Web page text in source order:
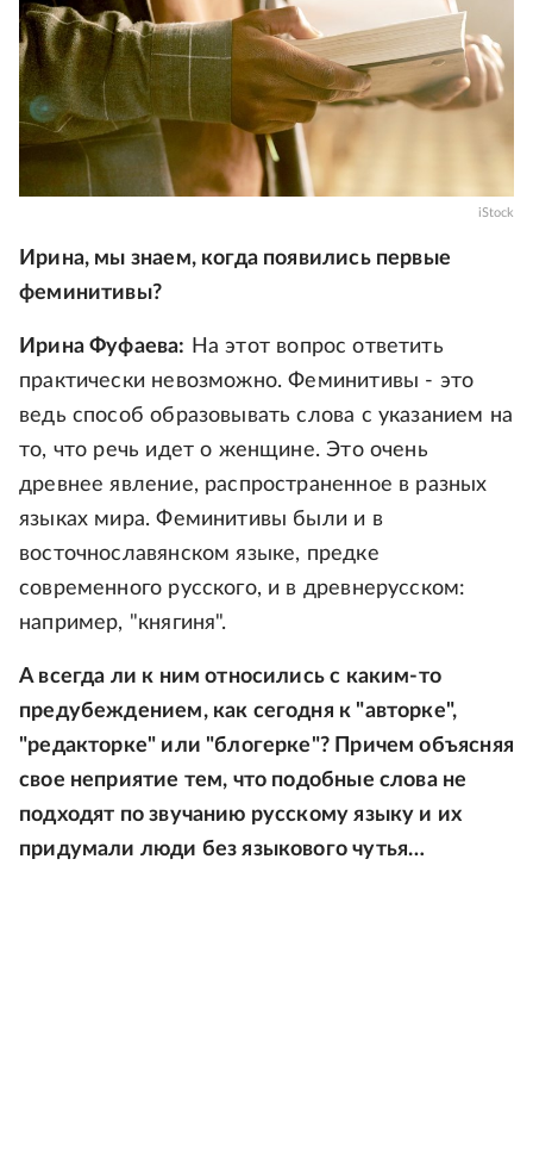
iStock
Ирина, мы знаем, когда появились первые
феминитивы?
Ирина Фуфаева: На этот вопрос ответить
практически невозможно. Феминитивы - это
ведь способ образовывать слова с указанием на
то, что речь идет о женщине. Это очень
древнее явление, распространенное в разных
языках мира. Феминитивы были и в
восточнославянском языке, предке
современного русского, и в древнерусском:
например, "княгиня".
А всегда ли к ним относились с каким-то
предубеждением, как сегодня к "авторке",
"редакторке" или "блогерке"? Причем объясняя
свое неприятие тем, что подобные слова не
подходят по звучанию русскому языку и их
придумали люди без языкового чутья…